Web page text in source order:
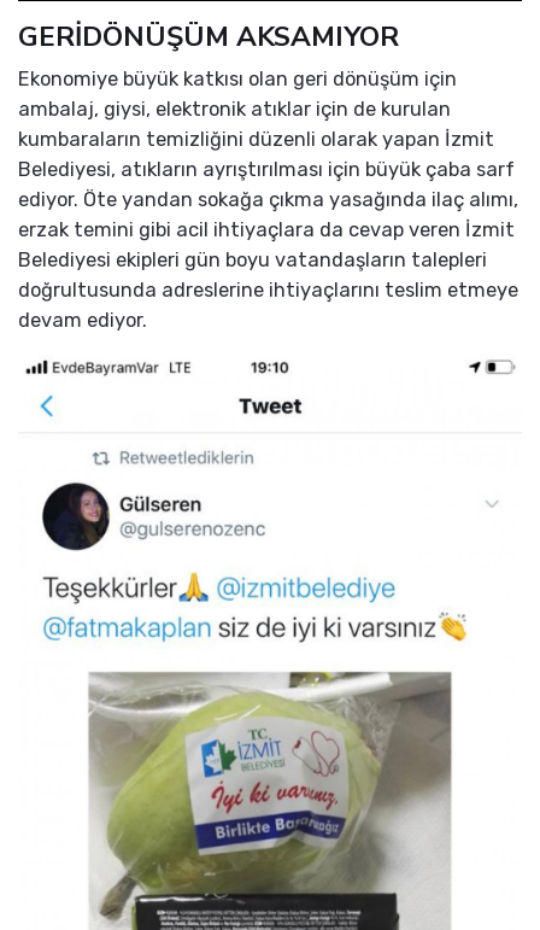
GERİDÖNÜŞÜM AKSAMIYOR
Ekonomiye büyük katkısı olan geri dönüşüm için
ambalaj, giysi, elektronik atıklar için de kurulan
kumbaraların temizliğini düzenli olarak yapan İzmit
Belediyesi, atıkların ayrıştırılması için büyük çaba sarf
ediyor. Öte yandan sokağa çıkma yasağında ilaç alımı,
erzak temini gibi acil ihtiyaçlara da cevap veren İzmit
Belediyesi ekipleri gün boyu vatandaşların talepleri
doğrultusunda adreslerine ihtiyaçlarını teslim etmeye
devam ediyor.